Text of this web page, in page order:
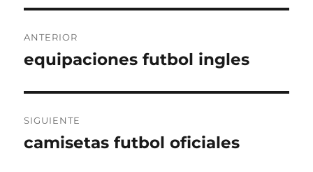
de
ANTERIOR
Entrada
equipaciones futbol ingles
SIGUIENTE
Entrada
camisetas futbol oficiales